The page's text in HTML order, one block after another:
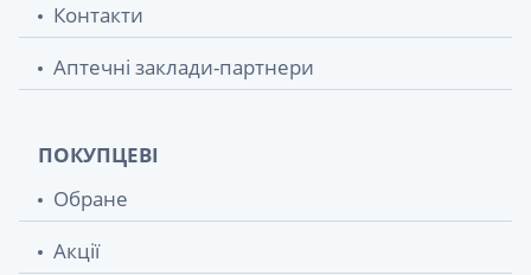
Контакти
Аптечні заклади-партнери
ПОКУПЦЕВІ
Обране
Акції